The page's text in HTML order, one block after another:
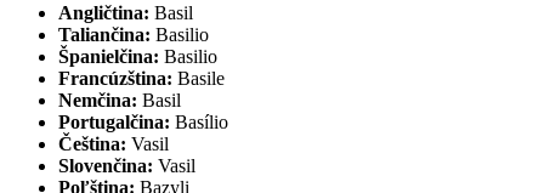
Angličtina: Basil
Taliančina: Basilio
Španielčina: Basilio
Francúzština: Basile
Nemčina: Basil
Portugalčina: Basílio
Čeština: Vasil
Slovenčina: Vasil
Poľština: Bazyli